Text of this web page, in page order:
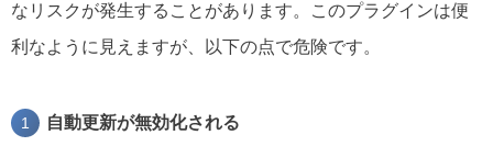
なリスクが発生することがあります。このプラグインは便
利なように見えますが、以下の点で危険です。
自動更新が無効化される